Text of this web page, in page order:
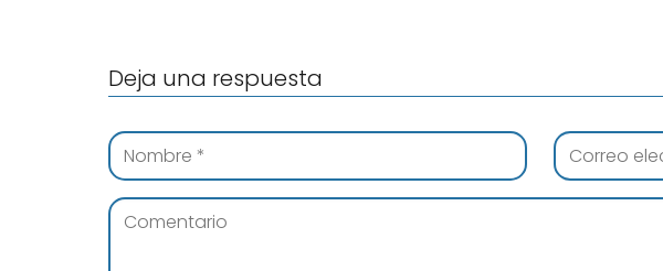
Deja una respuesta